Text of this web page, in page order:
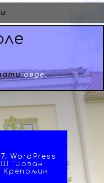
овде.
WordPress
"Јован